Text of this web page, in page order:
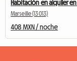
Marseille (13013)
408 MXN / noche